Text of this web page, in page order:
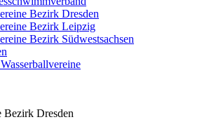
Bezirk Dresden
Bezirk Leipzig
Bezirk Südwestsachsen
Bezirk Dresden